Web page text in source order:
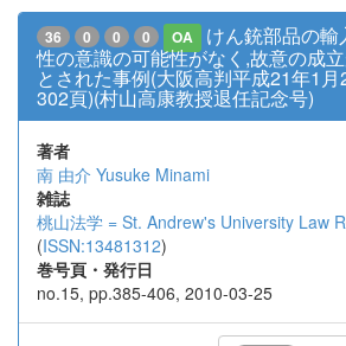
36 0 0 0 OA
けん銃部品の
性の意識の可能性がなく,故意の成
とされた事例(大阪高判平成21年1
302頁)(村山高康教授退任記念号)
著者
南 由介 Yusuke Minami
雑誌
桃山法学 = St. Andrew's University Law
(ISSN:13481312)
巻号頁・発行日
no.15, pp.385-406, 2010-03-25